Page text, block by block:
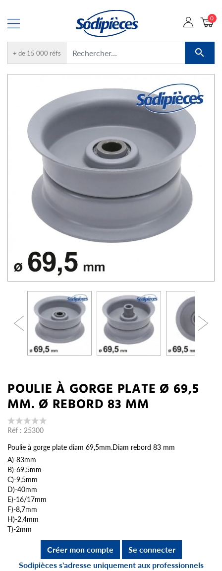
+ de 15 000 réfs 
0
POULIE À GORGE PLATE Ø 69,5
MM. Ø REBORD 83 MM
Réf : 25300
Poulie à gorge plate diam 69,5mm.Diam rebord 83 mm
A)-83mm
B)-69,5mm
C)-9,5mm
D)-40mm
E)-16/17mm
F)-8,7mm
H)-2,4mm
T)-2mm
Créer mon compte
Se connecter
Sodipièces s'adresse uniquement aux professionnels